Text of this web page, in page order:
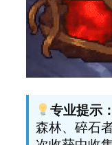
专业提示：
森林、碎石